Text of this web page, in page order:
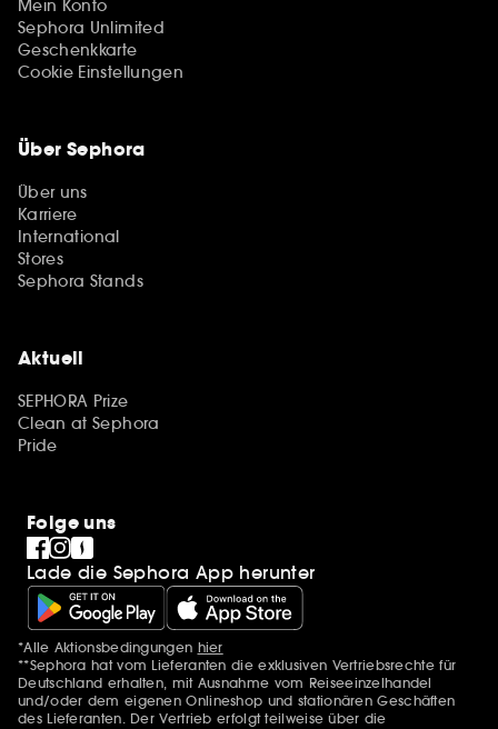
Mein Konto
Sephora Unlimited
Geschenkkarte
Cookie Einstellungen
Über Sephora
Über uns
Karriere
International
Stores
Sephora Stands
Aktuell
SEPHORA Prize
Clean at Sephora
Pride
Folge uns
Lade die Sephora App herunter
Zusätzlich Erwähnungen
*Alle Aktionsbedingungen hier
**Sephora hat vom Lieferanten die exklusiven Vertriebsrechte für
Deutschland erhalten, mit Ausnahme vom Reiseeinzelhandel
und/oder dem eigenen Onlineshop und stationären Geschäften
des Lieferanten. Der Vertrieb erfolgt teilweise über die